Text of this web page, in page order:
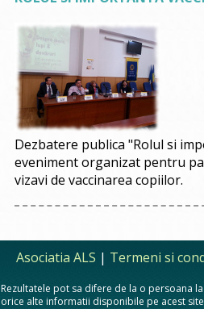
Dezbatere publica "Rolul si
eveniment organizat pentru
vizavi de vaccinarea copiilor.
Asociatia ALS | Termeni si
Rezultatele pot sa difere de la o persoana
orice alte informatii disponibile pe acest